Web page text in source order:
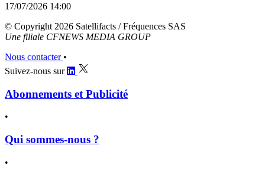
17/07/2026 14:00
© Copyright 2026 Satellifacts / Fréquences SAS
Une filiale CFNEWS MEDIA GROUP
Nous contacter •
Suivez-nous sur
Abonnements et Publicité
•
Qui sommes-nous ?
•